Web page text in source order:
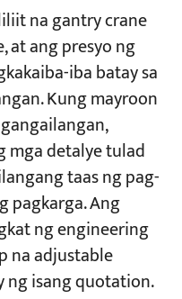
na gantry crane
at ang presyo ng
iba batay sa
Kung mayroon
mga detalye tulad
taas ng pag-
pagkarga. Ang
ng engineering
na adjustable
ng isang quotation.